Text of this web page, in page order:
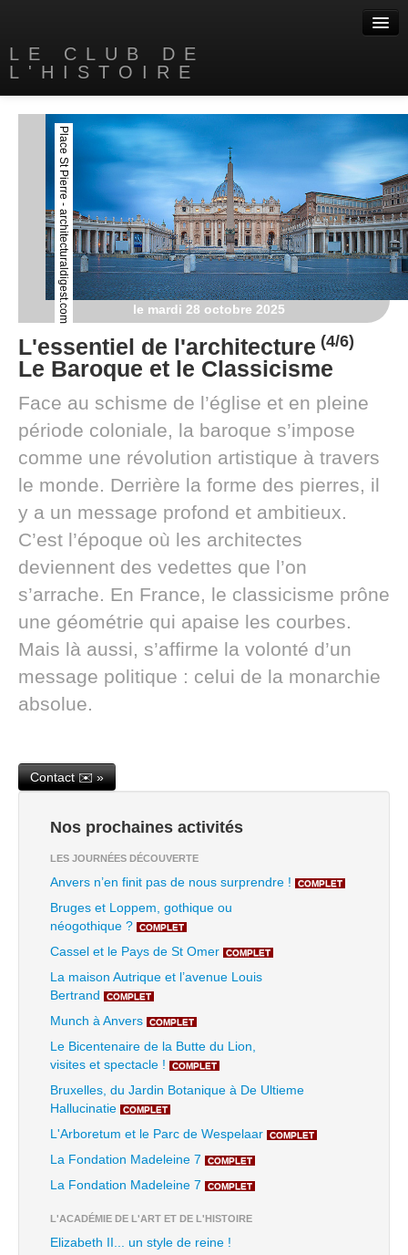
LE CLUB DE
L'HISTOIRE
A propos
Nos livres
Contact
Liens Place St Pierre - architecturaldigest.com le mardi 28 octobre 2025
L'essentiel de l'architecture (4/6)
Le Baroque et le Classicisme
Face au schisme de l’église et en pleine
période coloniale, la baroque s’impose
comme une révolution artistique à travers
le monde. Derrière la forme des pierres, il
y a un message profond et ambitieux.
C’est l’époque où les architectes
deviennent des vedettes que l’on
s’arrache. En France, le classicisme prône
une géométrie qui apaise les courbes.
Mais là aussi, s’affirme la volonté d’un
message politique : celui de la monarchie
absolue.
Contact ✉️ »
Nos prochaines activités
LES JOURNÉES DÉCOUVERTE
Anvers n’en finit pas de nous surprendre ! COMPLET
Bruges et Loppem, gothique ou
néogothique ?
COMPLET
Cassel et le Pays de St Omer COMPLET
La maison Autrique et l’avenue Louis
Bertrand
COMPLET
Munch à Anvers COMPLET
Le Bicentenaire de la Butte du Lion,
visites et spectacle !
COMPLET
Bruxelles, du Jardin Botanique à De Ultieme
Hallucinatie
COMPLET
L'Arboretum et le Parc de Wespelaar COMPLET
La Fondation Madeleine 7 COMPLET
La Fondation Madeleine 7 COMPLET
L'ACADÉMIE DE L'ART ET DE L'HISTOIRE
Elizabeth II... un style de reine !